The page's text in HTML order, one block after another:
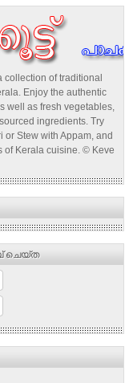
collection of traditional
Enjoy the authentic
well as fresh vegetables,
ingredients. Try
or Stew with Appam, and
of Kerala cuisine. © Keve
ചെയ്ത